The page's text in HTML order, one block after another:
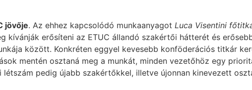
jövője. Az ehhez kapcsolódó munkaanyagot Luca Visentini
kívánják erősíteni az ETUC állandó szakértői hátterét és
között. Konkréten eggyel kevesebb konföderációs titkár
mentén osztaná meg a munkát, minden vezetőhöz egy
pedig újabb szakértőkkel, illetve újonnan kinevezett